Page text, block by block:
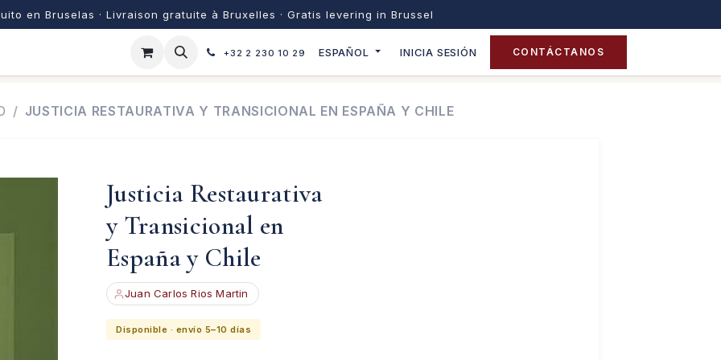
en Bruselas · Livraison gratuite à Bruxelles · Gratis levering in Brussel
+32 2 230 10 29 ESPAÑOL INICIA SESIÓN CONTÁCTANOS
JUSTICIA RESTAURATIVA Y TRANSICIONAL EN ESPAÑA Y CHILE
Justicia Restaurativa
y Transicional en
España y Chile
Juan Carlos Rios Martin
Disponible · envío 5–10 días